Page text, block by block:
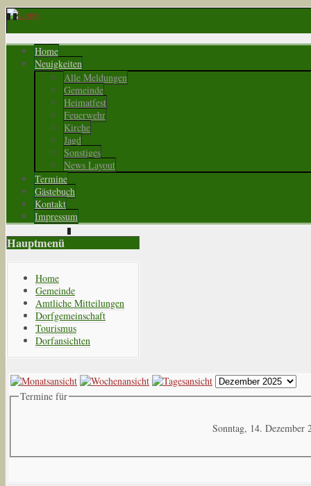
Home
Neuigkeiten
Alle Meldungen
Gemeinde
Heimatfest
Feuerwehr
Kirche
Jagd
Sonstiges
News Layout
Termine
Gästebuch
Kontakt
Impressum
Hauptmenü
Home
Gemeinde
Amtliche Mitteilungen
Dorfgemeinschaft
Tourismus
Dorfansichten
Termine für
Sonntag, 14. Dezember